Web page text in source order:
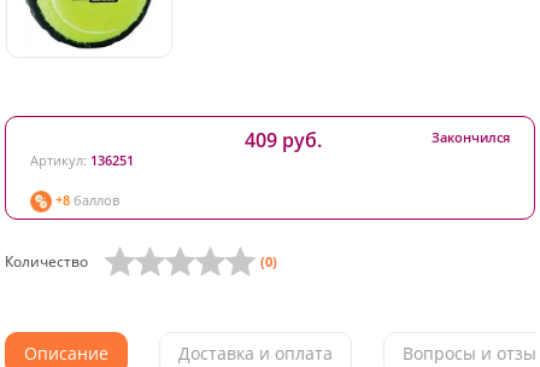
Артикул: 136251
+8 баллов
409 руб. Закончился
Количество (0)
Описание Доставка и оплата Вопросы и